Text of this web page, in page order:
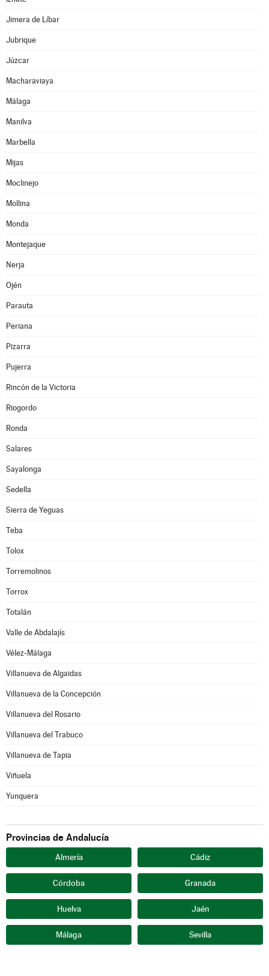
Jimera de Líbar
Jubrique
Júzcar
Macharaviaya
Málaga
Manilva
Marbella
Mijas
Moclinejo
Mollina
Monda
Montejaque
Nerja
Ojén
Parauta
Periana
Pizarra
Pujerra
Rincón de la Victoria
Riogordo
Ronda
Salares
Sayalonga
Sedella
Sierra de Yeguas
Teba
Tolox
Torremolinos
Torrox
Totalán
Valle de Abdalajís
Vélez-Málaga
Villanueva de Algaidas
Villanueva de la Concepción
Villanueva del Rosario
Villanueva del Trabuco
Villanueva de Tapia
Viñuela
Yunquera
Provincias de Andalucía
Almería Cádiz
Córdoba Granada
Huelva Jaén
Málaga Sevilla